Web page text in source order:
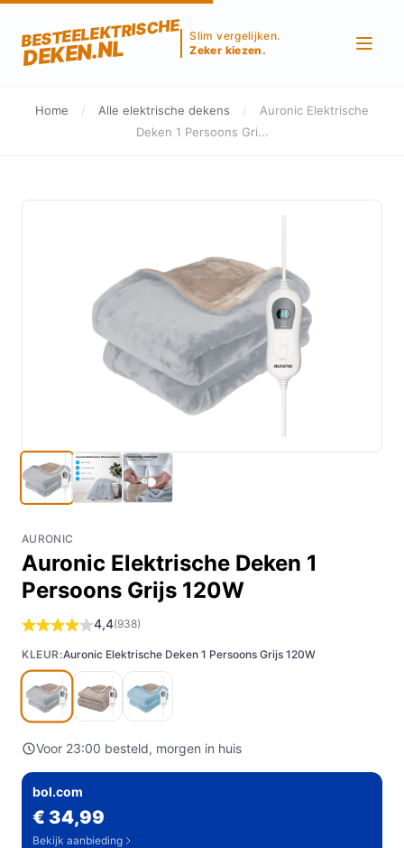
BESTEELEKTRISCHE
DEKEN.NL
Slim vergelijken.
Zeker kiezen.
Home / Alle elektrische dekens /
Auronic Elektrische
Deken 1 Persoons Gri...
AURONIC
Auronic Elektrische Deken 1
Persoons Grijs 120W
4,4(938)
KLEUR:Auronic Elektrische Deken 1 Persoons Grijs 120W
Voor 23:00 besteld, morgen in huis
bol.com
€ 34,99
Bekijk aanbieding